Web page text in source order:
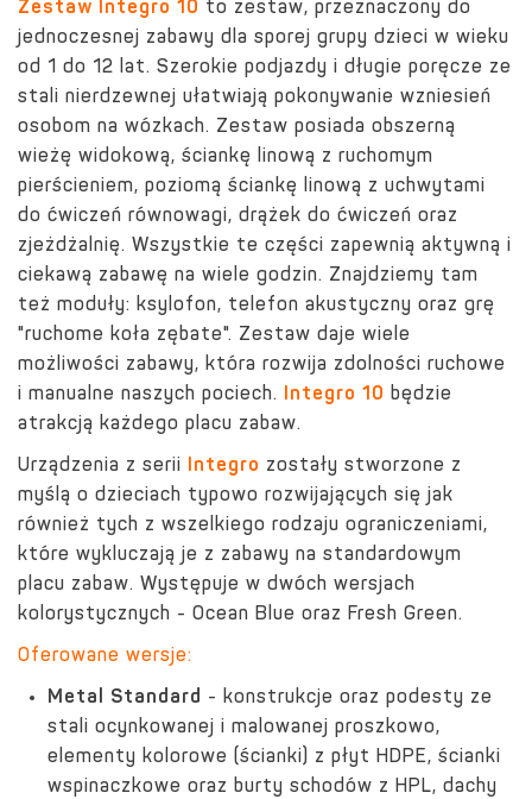
Zestaw Integro 10 to zestaw, przeznaczony do
jednoczesnej zabawy dla sporej grupy dzieci w wieku
od 1 do 12 lat. Szerokie podjazdy i długie poręcze ze
stali nierdzewnej ułatwiają pokonywanie wzniesień
osobom na wózkach. Zestaw posiada obszerną
wieżę widokową, ściankę linową z ruchomym
pierścieniem, poziomą ściankę linową z uchwytami
do ćwiczeń równowagi, drążek do ćwiczeń oraz
zjeżdżalnię. Wszystkie te części zapewnią aktywną i
ciekawą zabawę na wiele godzin. Znajdziemy tam
też moduły: ksylofon, telefon akustyczny oraz grę
"ruchome koła zębate". Zestaw daje wiele
możliwości zabawy, która rozwija zdolności ruchowe
i manualne naszych pociech. Integro 10 będzie
atrakcją każdego placu zabaw.
Urządzenia z serii Integro zostały stworzone z
myślą o dzieciach typowo rozwijających się jak
również tych z wszelkiego rodzaju ograniczeniami,
które wykluczają je z zabawy na standardowym
placu zabaw. Występuje w dwóch wersjach
kolorystycznych - Ocean Blue oraz Fresh Green.
Oferowane wersje:
Metal Standard - konstrukcje oraz podesty ze
stali ocynkowanej i malowanej proszkowo,
elementy kolorowe (ścianki) z płyt HDPE, ścianki
wspinaczkowe oraz burty schodów z HPL, dachy